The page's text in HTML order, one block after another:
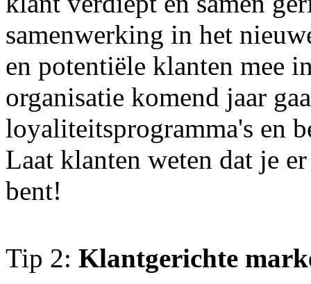
samenwerking in het
en potentiële klanten mee
organisatie komend jaar
loyaliteitsprogramma's en
Laat klanten weten dat je
bent!
Tip 2: Klantgerichte